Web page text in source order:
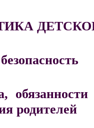
обязанности
родителей